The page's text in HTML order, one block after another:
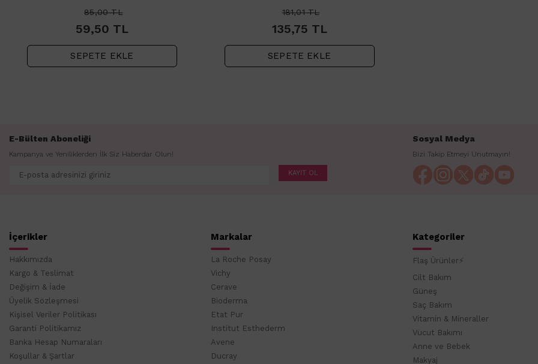
85,00TL
59,50 TL
SEPETE EKLE
181,01TL
135,75 TL
SEPETE EKLE
E-Bülten Aboneliği
Kampanya ve Yeniliklerden İlk Siz Haberdar Olun!
KAYIT OL
Sosyal Medya
Bizi Takip Etmeyi Unutmayın!
İçerikler
Hakkımızda
Kargo & Teslimat
Değişim & İade
Üyelik Sözleşmesi
Kişisel Veriler Politikası
Garanti Politikamız
Banka Hesap Numaraları
Koşullar & Şartlar
Markalar
La Roche Posay
Vichy
Cerave
Bioderma
Etat Pur
Institut Esthederm
Avene
Ducray
Kategoriler
Flaş Ürünler⚡
Cilt Bakım
Güneş
Saç Bakım
Vitamin & Mineraller
Vücut Bakımı
Anne ve Bebek
Makyaj